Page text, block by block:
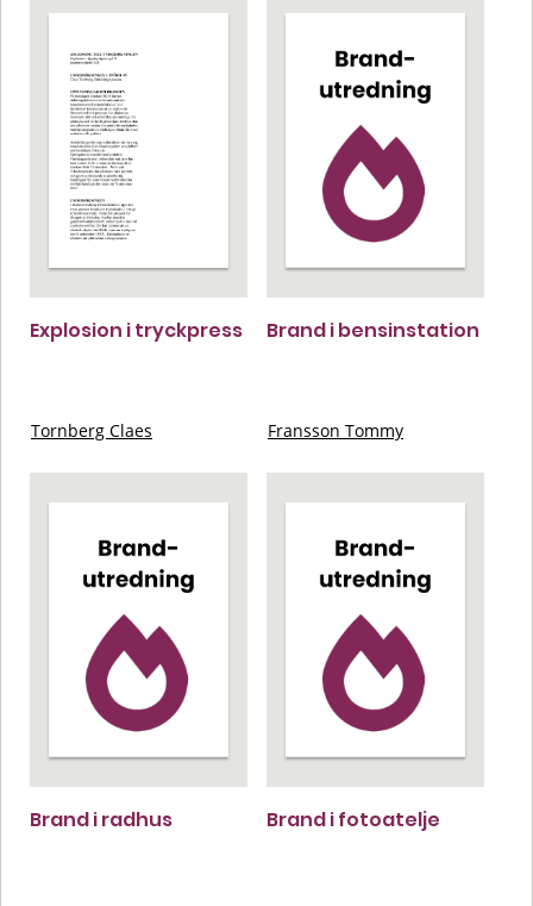
Explosion i tryckpress
Tornberg Claes
Brand i bensinstation
Fransson Tommy
Brand i radhus Brand i fotoatelje